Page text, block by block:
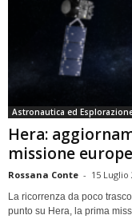
Astronautica ed
Hera:
missione
Rossana Conte - 15 Luglio
La ricorrenza da poco
punto su Hera, la prima